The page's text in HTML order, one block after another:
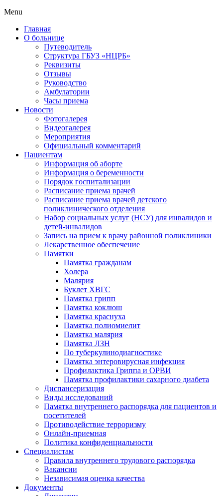
Menu
Главная
О больнице
Путеводитель
Структура ГБУЗ «НЦРБ»
Реквизиты
Отзывы
Руководство
Амбулатории
Часы приема
Новости
Фотогалерея
Видеогалерея
Мероприятия
Официальный комментарий
Пациентам
Информация об аборте
Информация о беременности
Порядок госпитализации
Расписание приема врачей
Расписание приема врачей детского
поликлинического отделения
Набор социальных услуг (НСУ) для инвалидов и
детей-инвалидов
Запись на прием к врачу районной поликлиники
Лекарственное обеспечение
Памятки
Памятка гражданам
Холера
Малярия
Буклет ХВГС
Памятка грипп
Памятка коклюш
Памятка краснуха
Памятка полиомиелит
Памятка малярия
Памятка ЛЗН
По туберкулинодиагностике
Памятка энтеровирусная инфекция
Профилактика Гриппа и ОРВИ
Памятка профилактики сахарного диабета
Диспансеризация
Виды исследований
Памятка внутреннего распорядка для пациентов и
посетителей
Противодействие терроризму
Онлайн-приемная
Политика конфиденциальности
Cпециалистам
Правила внутреннего трудового распорядка
Вакансии
Независимая оценка качества
Документы